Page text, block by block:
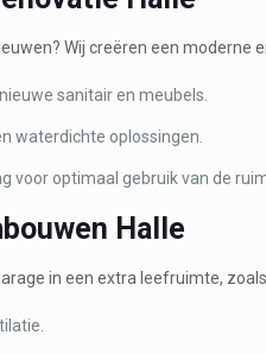
Wij creëren een moderne
sanitair en meubels.
waterdichte oplossingen.
voor optimaal gebruik van de
Halle
in een extra leefruimte,